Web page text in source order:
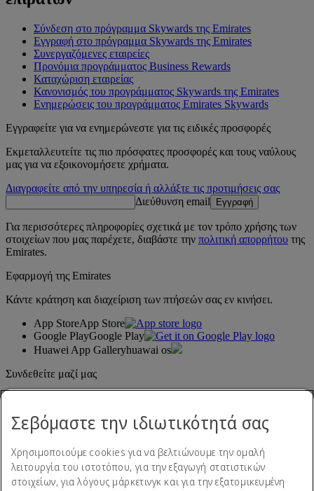
Σύνδεση στο πρόγραμμα Skywards της Emirates
Εγγραφή στο πρόγραμμα Skywards της Emirates
Συνεργαζόμενες εταιρείες
Προνόμια προγράμματος Business Rewards
Καταχώριση εταιρείας
Κανονισμός του προγράμματος Skywards της Emirates
Ενημερώσεις του προγράμματος Emirates Skywards
Εγγραφείτε για να ενημερώνεστε για τις ειδικές προσφορές
Εκμεταλλευτείτε τις πιο πρόσφατες προσφορές και τους ναύλους
μας για να εξοικονομήσετε χρήματα.
Διαγραφείτε από την υπηρεσία ή αλλάξτε τις προτιμήσεις σας
Διεύθυνση email
Εγγραφή
Για περισσότερες πληροφορίες σχετικά με τον τρόπο χρήσης των
στοιχείων που μας παρέχετε, διαβάστε την πολιτική απορρήτου της
Emirates.
Εφαρμογή της Emirates
Κάντε κράτηση και διαχείριση των πτήσεών σας εν κινήσει.
App StoreApp Store
Google PlayGoogle Play
Huawei App Galleryhuawai os
Συνδεθείτε μαζί μας
Σεβόμαστε την ιδιωτικότητά σας
Χρησιμοποιούμε cookies για να βελτιώνουμε την ομαλή
λειτουργία του ιστοτόπου, για την εξαγωγή στατιστικών
στοιχείων, για λόγους μάρκετινγκ και για την εξατομικευμένη